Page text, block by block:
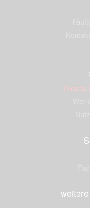
Dieses